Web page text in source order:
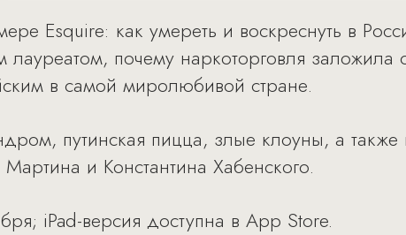
Esquire: как умереть и воскреснуть в
лауреатом, почему наркоторговля заложила
в самой миролюбивой стране.
путинская пицца, злые клоуны, а
и Константина Хабенского.
iPad-версия доступна в App Store.